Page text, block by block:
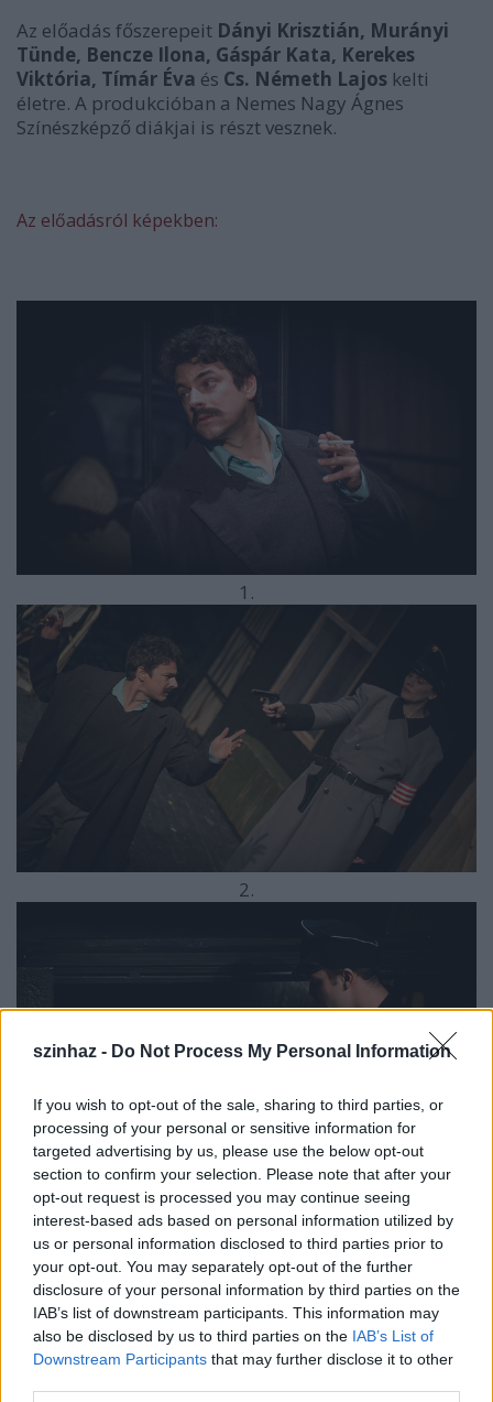
szinhaz - Do Not Process My Personal Information
If you wish to opt-out of the sale, sharing to third parties, or
processing of your personal or sensitive information for
targeted advertising by us, please use the below opt-out
section to confirm your selection. Please note that after your
opt-out request is processed you may continue seeing
interest-based ads based on personal information utilized by
us or personal information disclosed to third parties prior to
your opt-out. You may separately opt-out of the further
disclosure of your personal information by third parties on the
IAB’s list of downstream participants. This information may
also be disclosed by us to third parties on the IAB’s List of
Downstream Participants that may further disclose it to other
Az előadás főszerepeit Dányi Krisztián, Murányi
Tünde, Bencze Ilona, Gáspár Kata, Kerekes
Viktória, Tímár Éva és Cs. Németh Lajos kelti
életre. A produkcióban a Nemes Nagy Ágnes
Színészképző diákjai is részt vesznek.
Az előadásról képekben:
1.
2.
3.